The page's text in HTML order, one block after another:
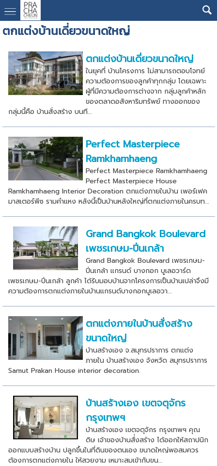
ตกแต่งบ้านเดี่ยวขนาดใหญ่
ตกแต่งบ้านเดี่ยวขนาดใหญ่
ในยุคที่ บ้านโครงการ ไม่สามารถตอบโจทย์
ความต้องการของลูกค้าทุกกลุ่ม โดยเฉพาะ
ผู้ที่มีความต้องการต่างจาก กลุ่มลูกค้าหลัก
ของตลาดอสังหาริมทรัพย์ ทางออกของ
กลุ่มนี้คือ บ้านสั่งสร้าง บนที...
Perfect Masterpiece
Ramkhamhaeng
Perfect Masterpiece Ramkhamhaeng
Perfect Masterpiece House
Ramkhamhaeng Interior Decoration ตกแต่งภายในบ้าน เพอร์เฟค
มาสเตอร์พีซ รามคําแหง หลังนี้เป็นบ้านหลังใหญ่ที่ตกแต่งภายในครบท...
Grand Bangkok Boulevard
เพชรเกษม-ปิ่นเกล้า
Grand Bangkok Boulevard เพชรเกษม-
ปิ่นเกล้า แกรนด์ บางกอก บูเลอวาร์ด
เพชรเกษม-ปิ่นเกล้า ลูกค้า ได้รับมอบบ้านจากโครงการเป็นบ้านเปล่าจึงมี
ความต้องการตกแต่งภายในบ้านแกรนด์บางกอกบูเลอวา...
ตกแต่งภายในบ้านสั่งสร้าง
ขนาดใหญ่
บ้านสร้างเอง จ.สมุทรปราการ ตกแต่ง
ภายใน บ้านสร้างเอง จังหวัด สมุทรปราการ
Samut Prakan House interior decoration.
บ้านสร้างเอง เขตจตุจักร
กรุงเทพฯ
บ้านสร้างเอง เขตจตุจักร กรุงเทพฯ คุณ
ดิษ เจ้าของบ้านสั่่งสร้าง ได้ออกให้สถาปนิก
ออกแบบสร้างบ้าน ปลูกขึ้นในที่ดินของตนเอง ขนาดใหญ่พอสมควร
ต้องการตกแต่งภายใน ให้สวยงาม เหมาะสมเข้ากับขน...